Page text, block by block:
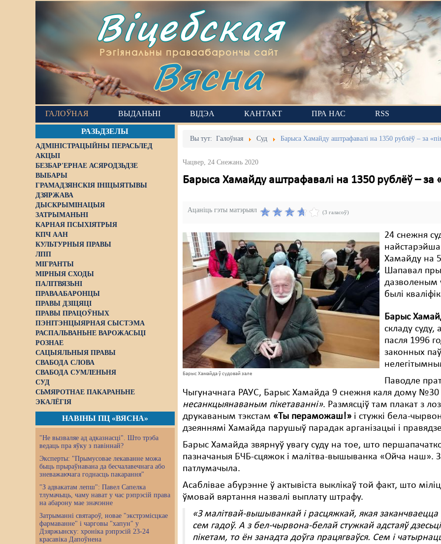
Віцебская
Рэгіянальны праваабарончы сайт
Вясна
ГАЛОЎНАЯ ВЫДАНЬНІ ВІДЭА КАНТАКТ ПРА НАС RSS
РАЗЬДЗЕЛЫ
АДМІНІСТРАЦЫЙНЫ ПЕРАСЬЛЕД
АКЦЫІ
БЕЗБАР'ЕРНАЕ АСЯРОДЗЬДЗЕ
ВЫБАРЫ
ГРАМАДЗЯНСКІЯ ІНІЦЫЯТЫВЫ
ДЗЯРЖАВА
ДЫСКРЫМІНАЦЫЯ
ЗАТРЫМАНЬНІ
КАРНАЯ ПСЫХІЯТРЫЯ
КПЧ ААН
КУЛЬТУРНЫЯ ПРАВЫ
ЛПП
МІГРАНТЫ
МІРНЫЯ СХОДЫ
ПАЛІТВЯЗЬНІ
ПРАВААБАРОНЦЫ
ПРАВЫ ДЗІЦЯЦІ
ПРАВЫ ПРАЦОЎНЫХ
ПЭНІТЭНЦЫЯРНАЯ СЫСТЭМА
РАСПАЛЬВАНЬНЕ ВАРОЖАСЬЦІ
РОЗНАЕ
САЦЫЯЛЬНЫЯ ПРАВЫ
СВАБОДА СЛОВА
СВАБОДА СУМЛЕНЬНЯ
СУД
СЬМЯРОТНАЕ ПАКАРАНЬНЕ
ЭКАЛЁГІЯ
НАВІНЫ ПЦ «ВЯСНА»
"Не вызваляе ад адказнасці". Што трэба
ведаць пра яўку з павіннай?
Эксперты: "Прымусовае лекаванне можа
быць прыраўнавана да бесчалавечнага або
зневажаючага годнасць пакарання"
"З адвакатам лепш": Павел Сапелка
тлумачыць, чаму нават у час рэпрэсій права
на абарону мае значэнне
Затрыманні святароў, новае "экстрэмісцкае
фармаванне" і чарговы "хапун" у
Дзяржынску: хроніка рэпрэсій 23-24
красавіка Дапоўнена
Вы тут:Галоўная Суд Барыса Хамайду аштрафавалі на 1350 рублёў – за
Чацвер, 24 Снежань 2020
Барыса Хамайду аштрафавалі на 1350 рублёў – за
Ацаніць гэты матэрыял (3 галасоў)
Барыс Хамайда ў судовай зале
24 снежня
Хамайду на
Шапавал
дазволеным
былі
Барыс
складу суду,
пасля 1996
законных
Паводле
Чыгуначнага РАУС, Барыс Хамайда 9 снежня каля дому №30
несанкцыянаваным пікетаванні». Размясціў там плакат з
друкаваным тэкстам «Ты пераможаш!» і стужкі бела-
дзеяннямі Хамайда парушыў парадак арганізацыі і
Барыс Хамайда звярнуў увагу суду на тое, што
пазначаныя БЧБ-сцяжок і малітва-вышыванка «Ойча наш».
патлумачыла.
Асаблівае абурэнне ў актывіста выклікаў той факт, што
ўмовай вяртання назвалі выплату штрафу.
«З малітвай-вышыванкай і расцяжкай, якая
сем гадоў. А з бел-чырвона-белай стужкай адстаяў
пікетам, то ён занадта доўга працягваўся. Сем і